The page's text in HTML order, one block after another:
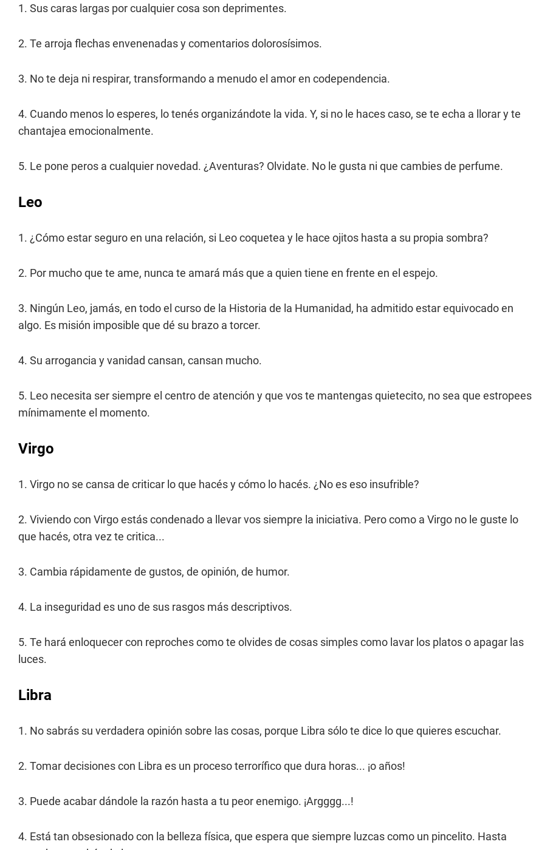
1. Sus caras largas por cualquier cosa son deprimentes.
2. Te arroja flechas envenenadas y comentarios dolorosísimos.
3. No te deja ni respirar, transformando a menudo el amor en codependencia.
4. Cuando menos lo esperes, lo tenés organizándote la vida. Y, si no le haces caso, se te echa a llorar y te
chantajea emocionalmente.
5. Le pone peros a cualquier novedad. ¿Aventuras? Olvidate. No le gusta ni que cambies de perfume.
Leo
1. ¿Cómo estar seguro en una relación, si Leo coquetea y le hace ojitos hasta a su propia sombra?
2. Por mucho que te ame, nunca te amará más que a quien tiene en frente en el espejo.
3. Ningún Leo, jamás, en todo el curso de la Historia de la Humanidad, ha admitido estar equivocado en
algo. Es misión imposible que dé su brazo a torcer.
4. Su arrogancia y vanidad cansan, cansan mucho.
5. Leo necesita ser siempre el centro de atención y que vos te mantengas quietecito, no sea que estropees
mínimamente el momento.
Virgo
1. Virgo no se cansa de criticar lo que hacés y cómo lo hacés. ¿No es eso insufrible?
2. Viviendo con Virgo estás condenado a llevar vos siempre la iniciativa. Pero como a Virgo no le guste lo
que hacés, otra vez te critica...
3. Cambia rápidamente de gustos, de opinión, de humor.
4. La inseguridad es uno de sus rasgos más descriptivos.
5. Te hará enloquecer con reproches como te olvides de cosas simples como lavar los platos o apagar las
luces.
Libra
1. No sabrás su verdadera opinión sobre las cosas, porque Libra sólo te dice lo que quieres escuchar.
2. Tomar decisiones con Libra es un proceso terrorífico que dura horas... ¡o años!
3. Puede acabar dándole la razón hasta a tu peor enemigo. ¡Argggg...!
4. Está tan obsesionado con la belleza física, que espera que siempre luzcas como un pincelito. Hasta